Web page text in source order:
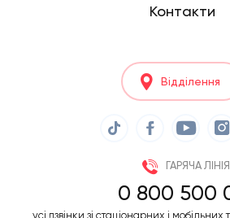
Контакти
Відділення
ГАРЯЧА ЛІНІЯ
0 800 500
усі дзвінки зі стаціонарних і